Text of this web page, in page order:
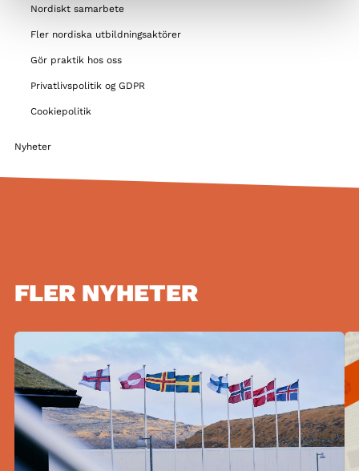
Nordiskt samarbete
Fler nordiska utbildningsaktörer
Gör praktik hos oss
Privatlivspolitik og GDPR
Cookiepolitik
Nyheter
FLER NYHETER